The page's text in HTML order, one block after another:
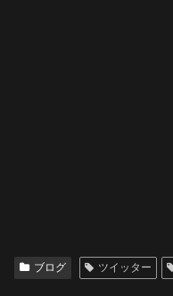
ブログ ツイッター